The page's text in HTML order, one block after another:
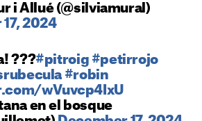
i Allué (@silviamural)
2024
???#pitroig #petirrojo
#robin
wVuvcp4IxU
en el bosque